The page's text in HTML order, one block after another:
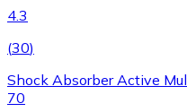
4.3
(30)
Shock Absorber Active
70